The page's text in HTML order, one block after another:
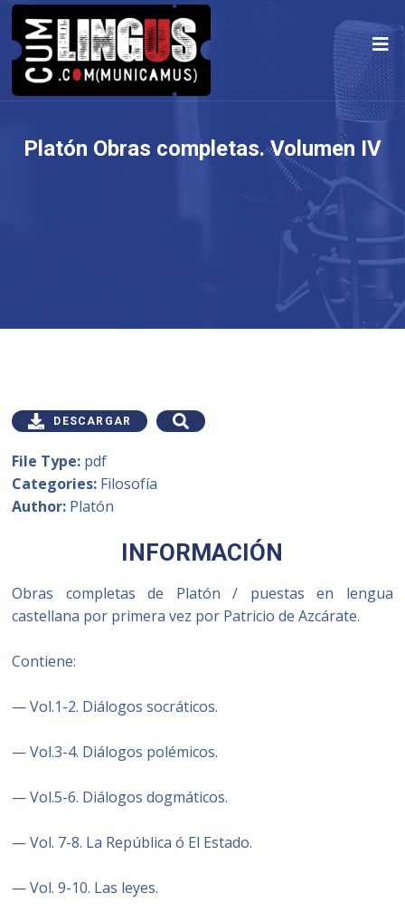
Platón Obras completas. Volumen IV
INFORMACIÓN
Obras completas de Platón / puestas en lengua
castellana por primera vez por Patricio de Azcárate.
Contiene:
— Vol.1-2. Diálogos socráticos.
— Vol.3-4. Diálogos polémicos.
— Vol.5-6. Diálogos dogmáticos.
— Vol. 7-8. La República ó El Estado.
— Vol. 9-10. Las leyes.
DESCARGAR
File Type: pdf
Categories: Filosofía
Author: Platón